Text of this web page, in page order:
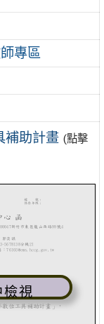
專區
補助計畫 (點擊
檢視